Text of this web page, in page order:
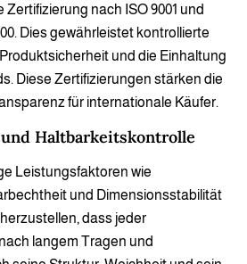
nach ISO 9001 und
Dies gewährleistet kontrollierte
und die Einhaltung
Diese Zertifizierungen stärken die
für internationale Käufer.
Haltbarkeitskontrolle
Leistungsfaktoren wie
und Dimensionsstabilität
dass jeder
langem Tragen und